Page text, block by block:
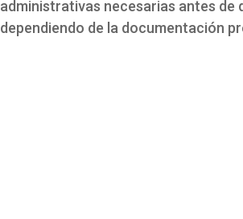
administrativas necesarias antes
dependiendo de la documentación